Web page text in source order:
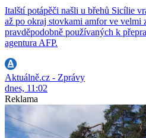
Italští potápěči našli u břehů Sicílie
až po okraj stovkami amfor ve velmi
pravděpodobně používaných k
agentura AFP.
Aktuálně.cz - Zprávy
dnes, 11:02
Reklama